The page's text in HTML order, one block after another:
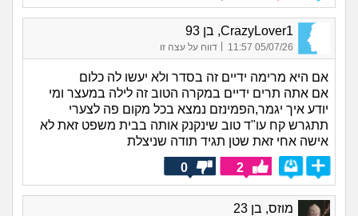
CrazyLover1, בן 93
05/07/26 11:57
| דווח על עצה זו
אם היא מרימה ידיים זה בסדר ולא יעשו לה כלום
אם אתה תרים ידיים במקרה הטוב זה לילה במעצר ומי
יודע איך יגמר,הפמינזם נמצא בכל מקום פה לצערי
תתגרש קח עו"ד טוב שינקנק אותה בבית משפט זאת לא
אישה אחי זאת שטן תגיד תודה שניצלת
2
0
מוזס, בן 23